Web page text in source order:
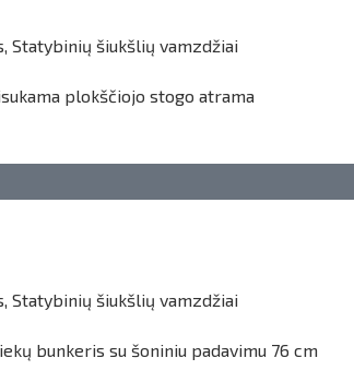
Statybinių šiukšlių vamzdžiai
plokščiojo stogo atrama
Statybinių šiukšlių vamzdžiai
bunkeris su šoniniu padavimu 76 cm